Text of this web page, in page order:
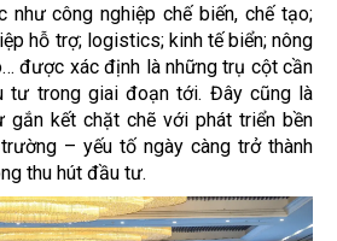
công nghiệp chế biến, chế tạo;
hỗ trợ; logistics; kinh tế biển; nông
được xác định là những trụ cột cần
tư trong giai đoạn tới. Đây cũng là
kết chặt chẽ với phát triển bền
– yếu tố ngày càng trở thành
thu hút đầu tư.